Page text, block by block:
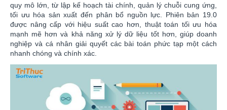
quy mô lớn, từ lập kế hoạch tài chính, quản lý chuỗi cung ứng,
tối ưu hóa sản xuất đến phân bổ nguồn lực. Phiên bản 19.0
được nâng cấp với hiệu suất cao hơn, thuật toán tối ưu hóa
mạnh mẽ hơn và khả năng xử lý dữ liệu tốt hơn, giúp doanh
nghiệp và cá nhân giải quyết các bài toán phức tạp một cách
nhanh chóng và chính xác.